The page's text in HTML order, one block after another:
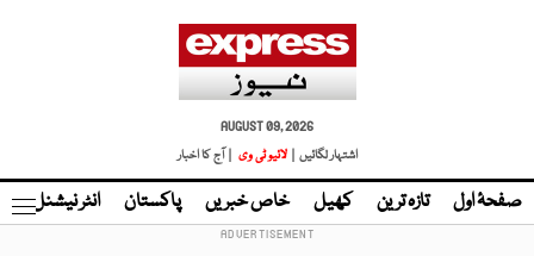
AUGUST 09, 2026
اشتہار لگائیں |
لائیو ٹی وی | آج کا اخبار
صفحۂ اول تازہ ترین کھیل خاص خبریں پاکستان انٹر نیشنل